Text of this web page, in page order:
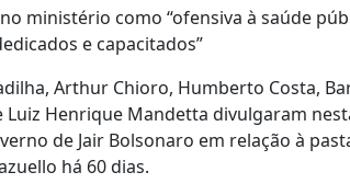
ministério como “ofensiva à saúde
e capacitados”
Arthur Chioro, Humberto Costa,
Luiz Henrique Mandetta divulgaram
de Jair Bolsonaro em relação à
há 60 dias.